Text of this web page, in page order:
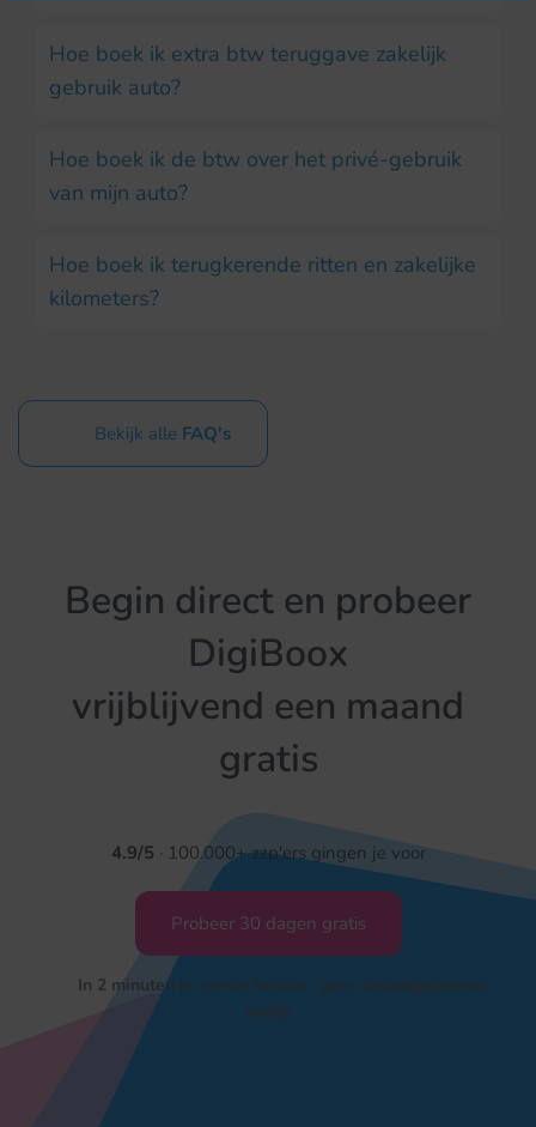
Hoe boek ik extra btw teruggave zakelijk
gebruik auto?
Hoe boek ik de btw over het privé-gebruik
van mijn auto?
Hoe boek ik terugkerende ritten en zakelijke
kilometers?
Bekijk alle FAQ's
Begin direct en probeer
DigiBoox
vrijblijvend een maand
gratis
4.9/5 · 100.000+ zzp'ers gingen je voor
Probeer 30 dagen gratis
In 2 minuten je eerste factuur · geen betaalgegevens
nodig